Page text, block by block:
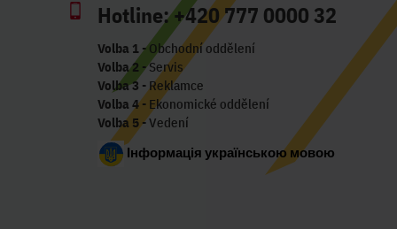
Hotline:+420 777 0000 32
Volba 1- Obchodní oddělení
Volba 2 - Servis
Volba 3 - Reklamce
Volba 4- Ekonomické oddělení
Volba 5- Vedení
Інформація українською мовою